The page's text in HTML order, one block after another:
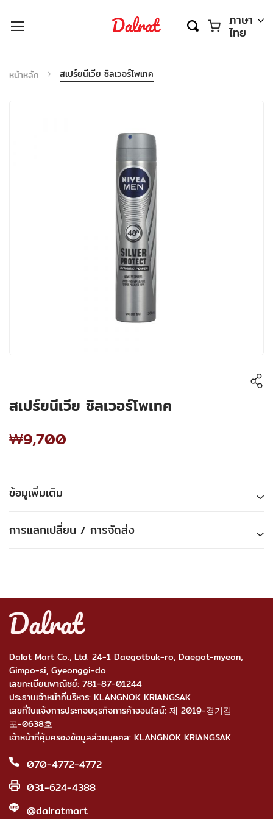
ตะกร้าภาษา
ไทย
หน้าหลัก สเปร์ยนีเวีย ซิลเวอร์โพเทค
สเปร์ยนีเวีย ซิลเวอร์โพเทค
₩9,700
ข้อมูเพิ่มเติม
การแลกเปลี่ยน / การจัดส่ง
Dalat Mart Co., Ltd. 24-1 Daegotbuk-ro, Daegot-myeon,
Gimpo-si, Gyeonggi-do
เลขทะเบียนพาณิชย์: 781-87-01244
ประธานเจ้าหน้าที่บริหาร: KLANGNOK KRIANGSAK
เลขที่ใบแจ้งการประกอบธุรกิจการค้าออนไลน์: 제 2019-경기김
포-0638호
เจ้าหน้าที่คุ้มครองข้อมูลส่วนบุคคล: KLANGNOK KRIANGSAK
070-4772-4772
031-624-4388
@dalratmart